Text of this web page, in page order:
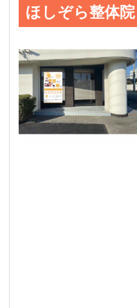
ほしぞら整体